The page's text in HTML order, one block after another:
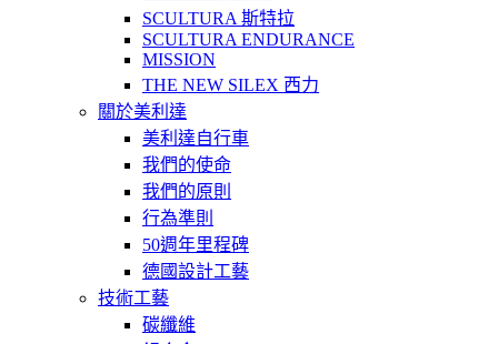
SCULTURA 斯特拉
SCULTURA ENDURANCE
MISSION
THE NEW SILEX 西力
關於美利達
美利達自行車
我們的使命
我們的原則
行為準則
50週年里程碑
德國設計工藝
技術工藝
碳纖維